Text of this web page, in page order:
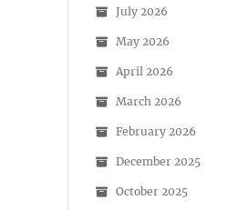
July 2026
May 2026
April 2026
March 2026
February 2026
December 2025
October 2025